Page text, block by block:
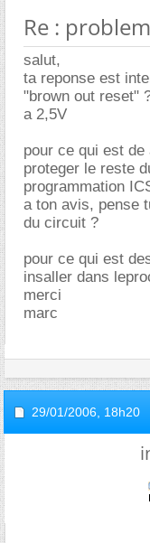
Re :
salut,
ta reponse est
"brown out reset"
a 2,5V
pour ce qui est
proteger le reste
programmation
a ton avis, pense
du circuit ?
pour ce qui est
insaller dans
merci
marc
29/01/2006, 18h20